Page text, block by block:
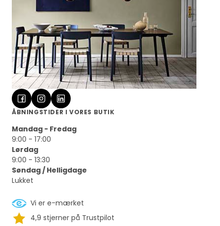
ÅBNINGSTIDER I VORES BUTIK
Mandag - Fredag
9:00 - 17:00
Lørdag
9:00 - 13:30
Søndag / Helligdage
Lukket
Vi er e-mærket
4,9 stjerner på Trustpilot